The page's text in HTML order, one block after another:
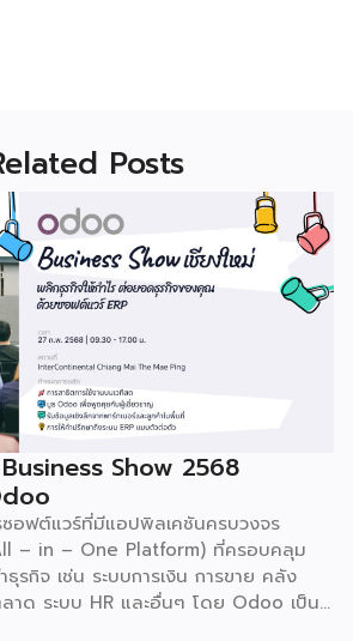
Posts
Show 2568
ซอฟต์แวร์ที่มีแอปพิลเคชันครบวงจร
– in – One Platform) ที่ครอบคลุม
รกิจ เช่น ระบบการเงิน การขาย คลัง
าด ระบบ HR และอื่นๆ โดย Odoo เป็นผู้